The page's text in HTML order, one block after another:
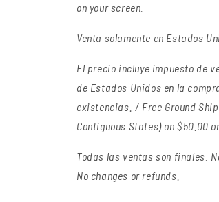
on your screen.
Venta solamente en Estados
El precio incluye impuesto de
de Estados Unidos en la
existencias. / Free Ground
Contiguous States) on $50.00
Todas las ventas son finales.
No changes or refunds.